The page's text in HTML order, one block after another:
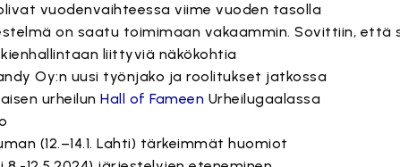
vuodenvaihteessa viime vuoden tasolla
on saatu toimimaan vakaammin. Sovittiin, että
liittyviä näkökohtia
Oy:n uusi työnjako ja roolitukset jatkossa
urheilunHall of Fameen Urheilugaalassa
(12.–14.1. Lahti) tärkeimmät huomiot